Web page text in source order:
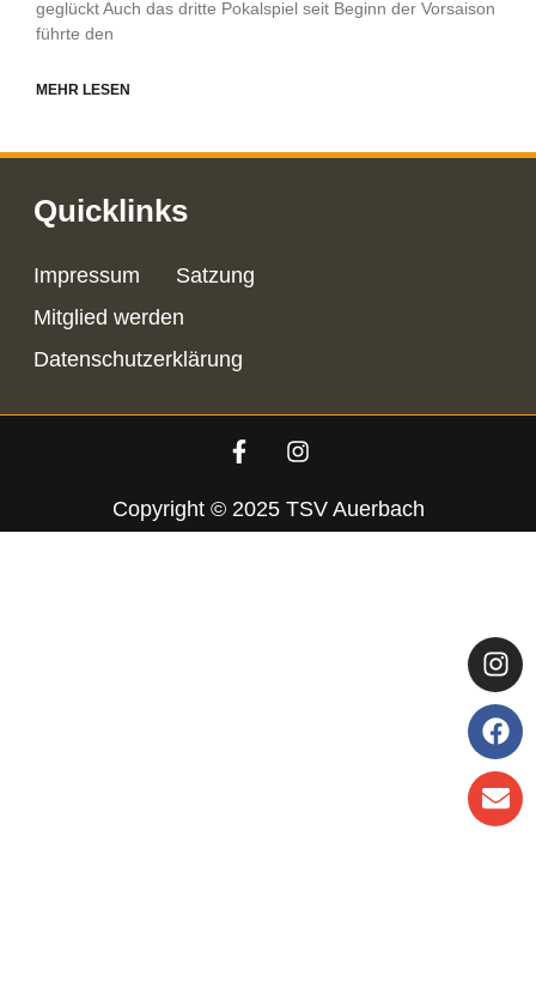
geglückt Auch das dritte Pokalspiel seit Beginn der Vorsaison
führte den
MEHR LESEN
Quicklinks
Impressum
Satzung
Mitglied werden
Datenschutzerklärung
Copyright © 2025 TSV Auerbach